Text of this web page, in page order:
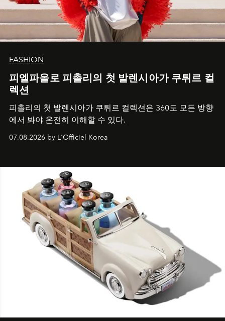
FASHION
피엘파올로 피촐리의 첫 발렌시아가 쿠튀르 컬
렉션
피촐리의 첫 발렌시아가 쿠튀르 컬렉션은 360도 모든 방향
에서 봐야 온전히 이해할 수 있다.
07.08.2026 by L'Officiel Korea